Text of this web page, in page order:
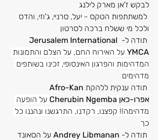
לבקש ז'אן מארק לילנג
למשתתפות הטקס - יעל, סרניי, ג'וזי, והדס
ולכל מי ששלח ברכה לסרטון
תודה ל- Jerusalem International
YMCA על האירוח החם, על הצלם והתמונות
המדהימות והפרגון האינסופי, זכינו בשותפים
מדהימים
תודה ענקית ללהקת
אפרו-כאן Cherubin Ngemba על הופעה
מדהימה!! קפצנו, רקדנו, התרגשנו ונהננו כל
כך
תודה ל-
על הסאונד